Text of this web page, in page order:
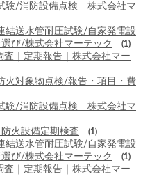
験/消防設備点検 株式会社マ
送水管耐圧試験/自家発電設
び/株式会社マーテック
(1)
｜定期報告｜株式会社マー
対象物点検/報告・項目・費
験/消防設備点検 株式会社マ
火設備定期検査 (1)
送水管耐圧試験/自家発電設
び/株式会社マーテック
(1)
｜定期報告｜株式会社マー